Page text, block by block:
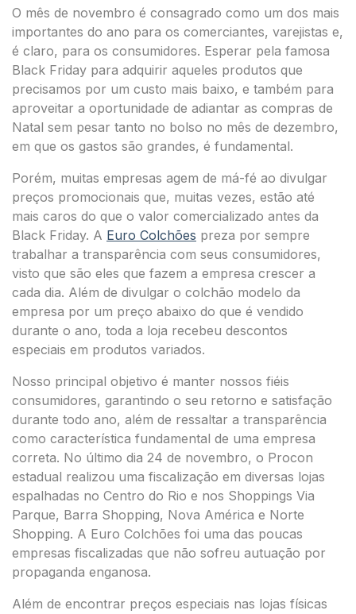
O mês de novembro é consagrado como um dos mais
importantes do ano para os comerciantes, varejistas e,
é claro, para os consumidores. Esperar pela famosa
Black Friday para adquirir aqueles produtos que
precisamos por um custo mais baixo, e também para
aproveitar a oportunidade de adiantar as compras de
Natal sem pesar tanto no bolso no mês de dezembro,
em que os gastos são grandes, é fundamental.
Porém, muitas empresas agem de má-fé ao divulgar
preços promocionais que, muitas vezes, estão até
mais caros do que o valor comercializado antes da
Black Friday. A Euro Colchões preza por sempre
trabalhar a transparência com seus consumidores,
visto que são eles que fazem a empresa crescer a
cada dia. Além de divulgar o colchão modelo da
empresa por um preço abaixo do que é vendido
durante o ano, toda a loja recebeu descontos
especiais em produtos variados.
Nosso principal objetivo é manter nossos fiéis
consumidores, garantindo o seu retorno e satisfação
durante todo ano, além de ressaltar a transparência
como característica fundamental de uma empresa
correta. No último dia 24 de novembro, o Procon
estadual realizou uma fiscalização em diversas lojas
espalhadas no Centro do Rio e nos Shoppings Via
Parque, Barra Shopping, Nova América e Norte
Shopping. A Euro Colchões foi uma das poucas
empresas fiscalizadas que não sofreu autuação por
propaganda enganosa.
Além de encontrar preços especiais nas lojas físicas